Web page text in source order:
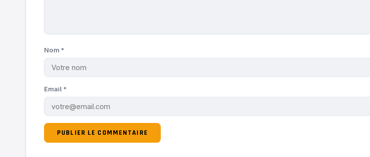
Nom *
Email *